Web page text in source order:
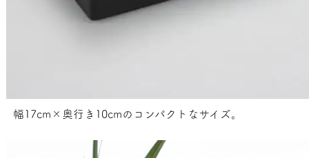
幅17cm×奥行き10cmのコンパクトなサイズ。